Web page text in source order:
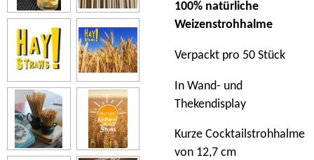
100% natürliche
Weizenstrohhalme
Verpackt pro 50 Stück
In Wand- und
Thekendisplay
Kurze Cocktailstrohhalme
von 12,7 cm